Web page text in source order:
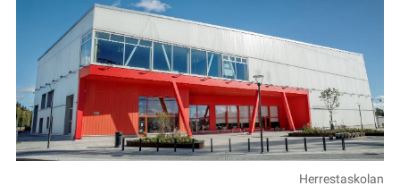
Herrestaskolan